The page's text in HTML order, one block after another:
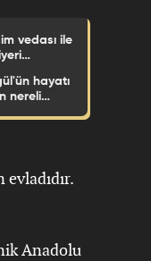
vedası ile
tüm
hayatı
nereli
Anadolu